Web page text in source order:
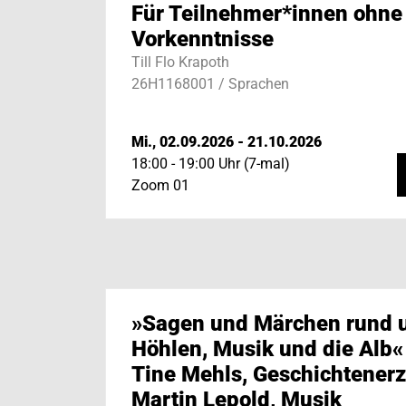
Für Teilnehmer*innen ohne
Vorkenntnisse
Till Flo Krapoth
26H1168001 / Sprachen
Mi., 02.09.2026 - 21.10.2026
18:00 - 19:00 Uhr (7-mal)
Zoom 01
»Sagen und Märchen rund
Höhlen, Musik und die Alb«
Tine Mehls,
Martin Lepold, Musik